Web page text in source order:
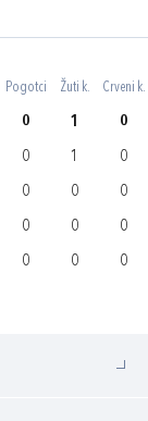
Pogotci Žuti k. Crveni k.
0 1 0
0 1 0
0 0 0
0 0 0
0 0 0